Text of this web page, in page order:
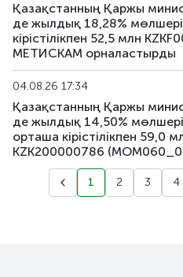
Қазақстанның Қаржы
де жылдық 18,28%
кірістілікпен 52,5 млн
МЕТИСКАМ орналастырды
04.08.26 17:34
Қазақстанның Қаржы
де жылдық 14,50%
орташа кірістілікпен 59,0
KZK200000786
1 2 3 4